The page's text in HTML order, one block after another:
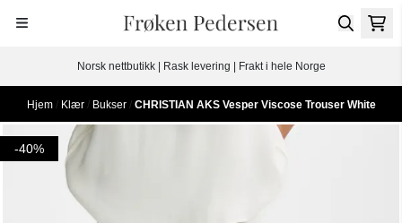
Hopp til innhold
Norsk nettbutikk | Rask levering | Frakt i hele Norge
Hjem / Klær / Bukser / CHRISTIAN AKS Vesper Viscose Trouser White
-40%